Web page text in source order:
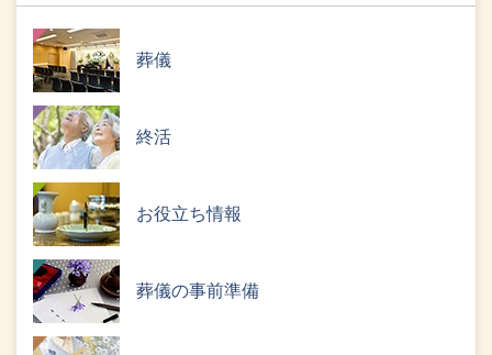
葬儀
終活
お役立ち情報
葬儀の事前準備